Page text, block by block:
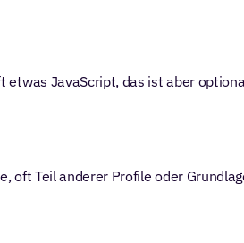
JavaScript, das ist aber
oft Teil anderer Profile oder